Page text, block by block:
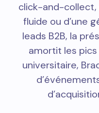
click-and-collect,
fluide ou d’une
leads B2B, la
amortit les
universitaire,